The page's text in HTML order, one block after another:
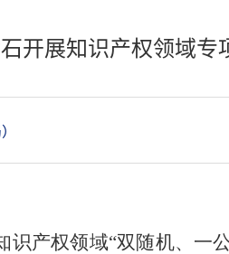
开展知识产权领域专
产权领域“双随机、一